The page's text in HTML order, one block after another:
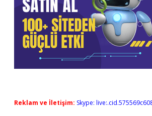
Reklam ve İletişim: Skype: